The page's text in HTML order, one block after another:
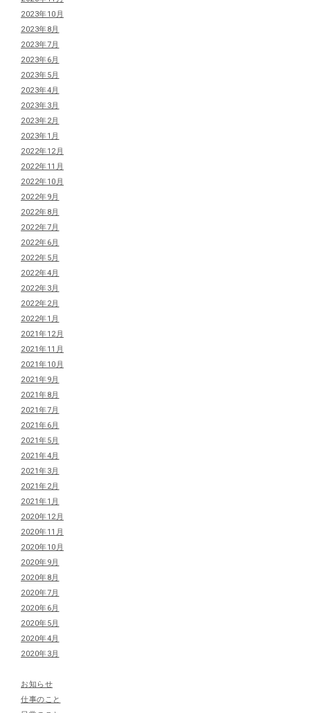
2023年10月
2023年8月
2023年7月
2023年6月
2023年5月
2023年4月
2023年3月
2023年2月
2023年1月
2022年12月
2022年11月
2022年10月
2022年9月
2022年8月
2022年7月
2022年6月
2022年5月
2022年4月
2022年3月
2022年2月
2022年1月
2021年12月
2021年11月
2021年10月
2021年9月
2021年8月
2021年7月
2021年6月
2021年5月
2021年4月
2021年3月
2021年2月
2021年1月
2020年12月
2020年11月
2020年10月
2020年9月
2020年8月
2020年7月
2020年6月
2020年5月
2020年4月
2020年3月
お知らせ
仕事のこと